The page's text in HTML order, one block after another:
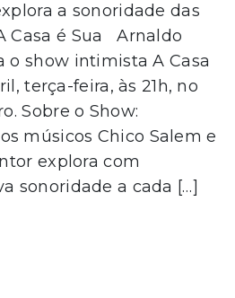
a sonoridade das
Casa é Sua Arnaldo
o show intimista A Casa
terça-feira, às 21h, no
Sobre o Show:
músicos Chico Salem e
explora com
sonoridade a cada […]